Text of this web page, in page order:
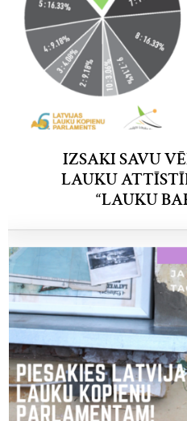
IZSAKI SAVU
LAUKU
“LAUKU